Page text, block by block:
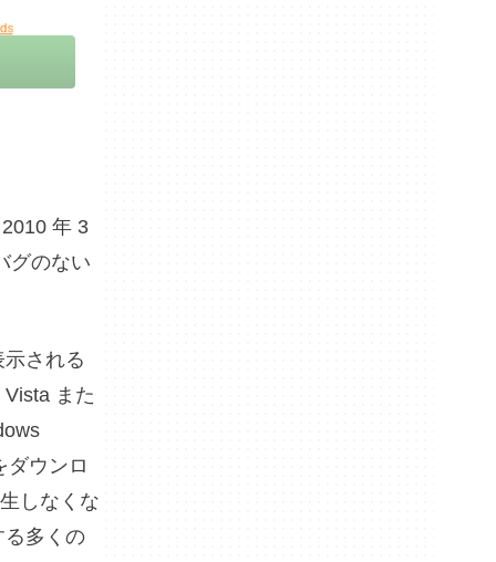
年 3
グのない
される
また
ダウンロ
しなくな
る多くの